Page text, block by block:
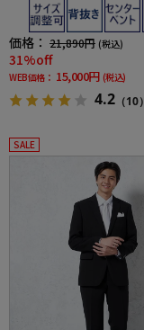
価格： 21,890円 (税込)
31%off
WEB価格： 15,000円 (税込)
4.2 （10）
SALE